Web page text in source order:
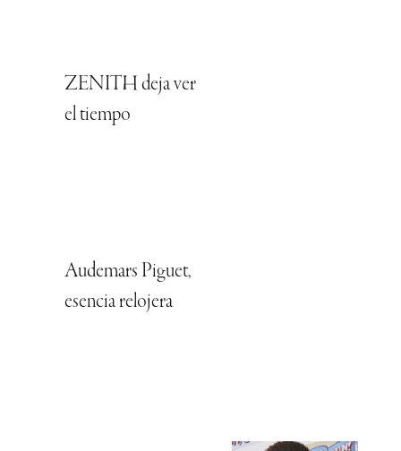
ZENITH deja ver
el tiempo
Audemars Piguet,
esencia relojera